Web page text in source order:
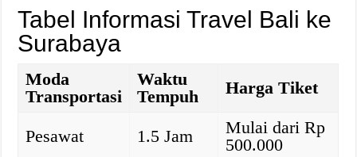
Tabel Informasi Travel Bali ke
Surabaya
Moda
Transportasi
Waktu
Tempuh
Harga Tiket
Pesawat 1.5 Jam
Mulai dari Rp
500.000